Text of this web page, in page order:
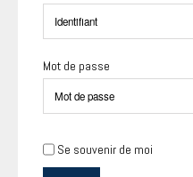
Mot de passe
Se souvenir de moi